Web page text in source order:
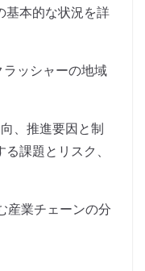
基本的な状況を詳
ッシャーの地域
、推進要因と制
課題とリスク、
産業チェーンの分